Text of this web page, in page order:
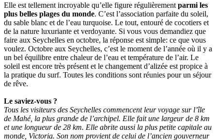
Elle est tellement incroyable qu’elle figure régulièrement parmi les
plus belles plages du monde. C’est l’association parfaite du soleil,
du sable blanc et de l’eau turquoise. Le tout, entouré de cocotiers et
de la nature luxuriante et verdoyante. Si vous vous demandiez que
faire aux Seychelles en octobre, la réponse est simple: ce que vous
voulez. Octobre aux Seychelles, c’est le moment de l’année où il y a
un bel équilibre entre chaleur de l’eau et température de l’air. Le
soleil est encore très présent et le changement d’alizée est propice à
la pratique du surf. Toutes les conditions sont réunies pour un séjour
de rêve.
Le saviez-vous ?
Tous les visiteurs des Seychelles commencent leur voyage sur l’île
de Mahé, la plus grande de l’archipel. Elle fait une largeur de 8 km
et une longueur de 28 km. Elle abrite aussi la plus petite capitale au
monde, Victoria. Son nom provient de celui de l’ancien gouverneur